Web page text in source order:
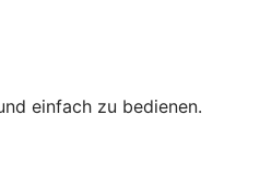
einfach zu bedienen.